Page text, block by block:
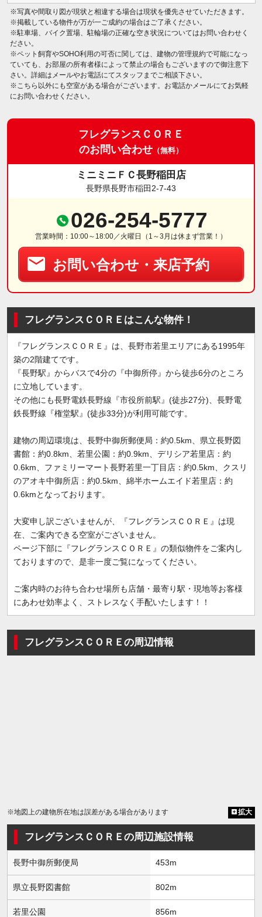
※写真や間取り図が現状と相違する場合は現状を優先させていただきます。
※掲載している物件が万が一ご成約の場合はご了承ください。
※駐車場、バイク置場、駐輪場の正確な空き状況についてはお問い合わせく
ださい。
※ペット飼育やSOHO利用の可否に関しては、建物の管理規約で可能になっ
ていても、お部屋の所有者様によって禁止の場合もございますので御注意下
さい。詳細はメールやお電話にてスタッフまでご相談下さい。
※こちら以外にも空室がある場合がございます。お電話かメールにてお気軽
にお問い合わせください。
フレグランスＣＯＲＥ
のお問い合わせ （無料）
ミニミニＦＣ長野稲田店
長野県長野市稲田2-7-43
026-254-5777
営業時間：10:00～18:00／火曜日（1～3月は休まず営業！）
お問い合わせ・来店予約
フレグランスＣＯＲＥはこんな物件！
『フレグランスＣＯＲＥ』は、長野市若里エリアにある1995年
築の2階建てです。
『長野駅』からバスで4分の『中御所停』から徒歩6分のところ
に立地しています。
その他にも長野電鉄長野線『市役所前駅』(徒歩27分)、長野電
鉄長野線『権堂駅』(徒歩33分)が利用可能です。
建物の周辺環境は、長野中御所郵便局：約0.5km、県立長野図
書館：約0.8km、若里公園：約0.9km、デリシア若里店：約
0.6km、ファミリーマート長野若里一丁目店：約0.5km、クスリ
のアオキ中御所店：約0.5km、綿半ホームエイド若里店：約
0.6kmとなっております。
大変申し訳ございませんが、『フレグランスＣＯＲＥ』は現
在、ご案内できる空室がございません。
ページ下部に『フレグランスＣＯＲＥ』の類似物件をご案内し
ておりますので、是非一度ご覧になってください。
ご案内時のお待ち合わせ場所も店舗・最寄り駅・現地等お客様
にあわせ効率よく、ストレスなく手配いたします！！
フレグランスＣＯＲＥの周辺情報
※地図上の建物所在地は誤差がある場合があります 拡大
フレグランスＣＯＲＥの周辺施設情報
長野中御所郵便局 453m
県立長野図書館 802m
若里公園 856m